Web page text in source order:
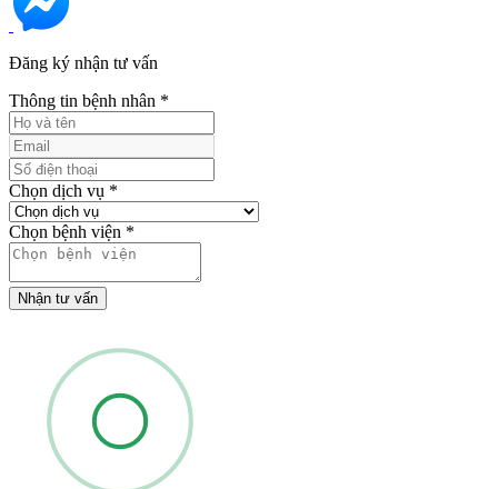
Đăng ký nhận tư vấn
Thông tin bệnh nhân *
Chọn dịch vụ *
Chọn bệnh viện *
Nhận tư vấn